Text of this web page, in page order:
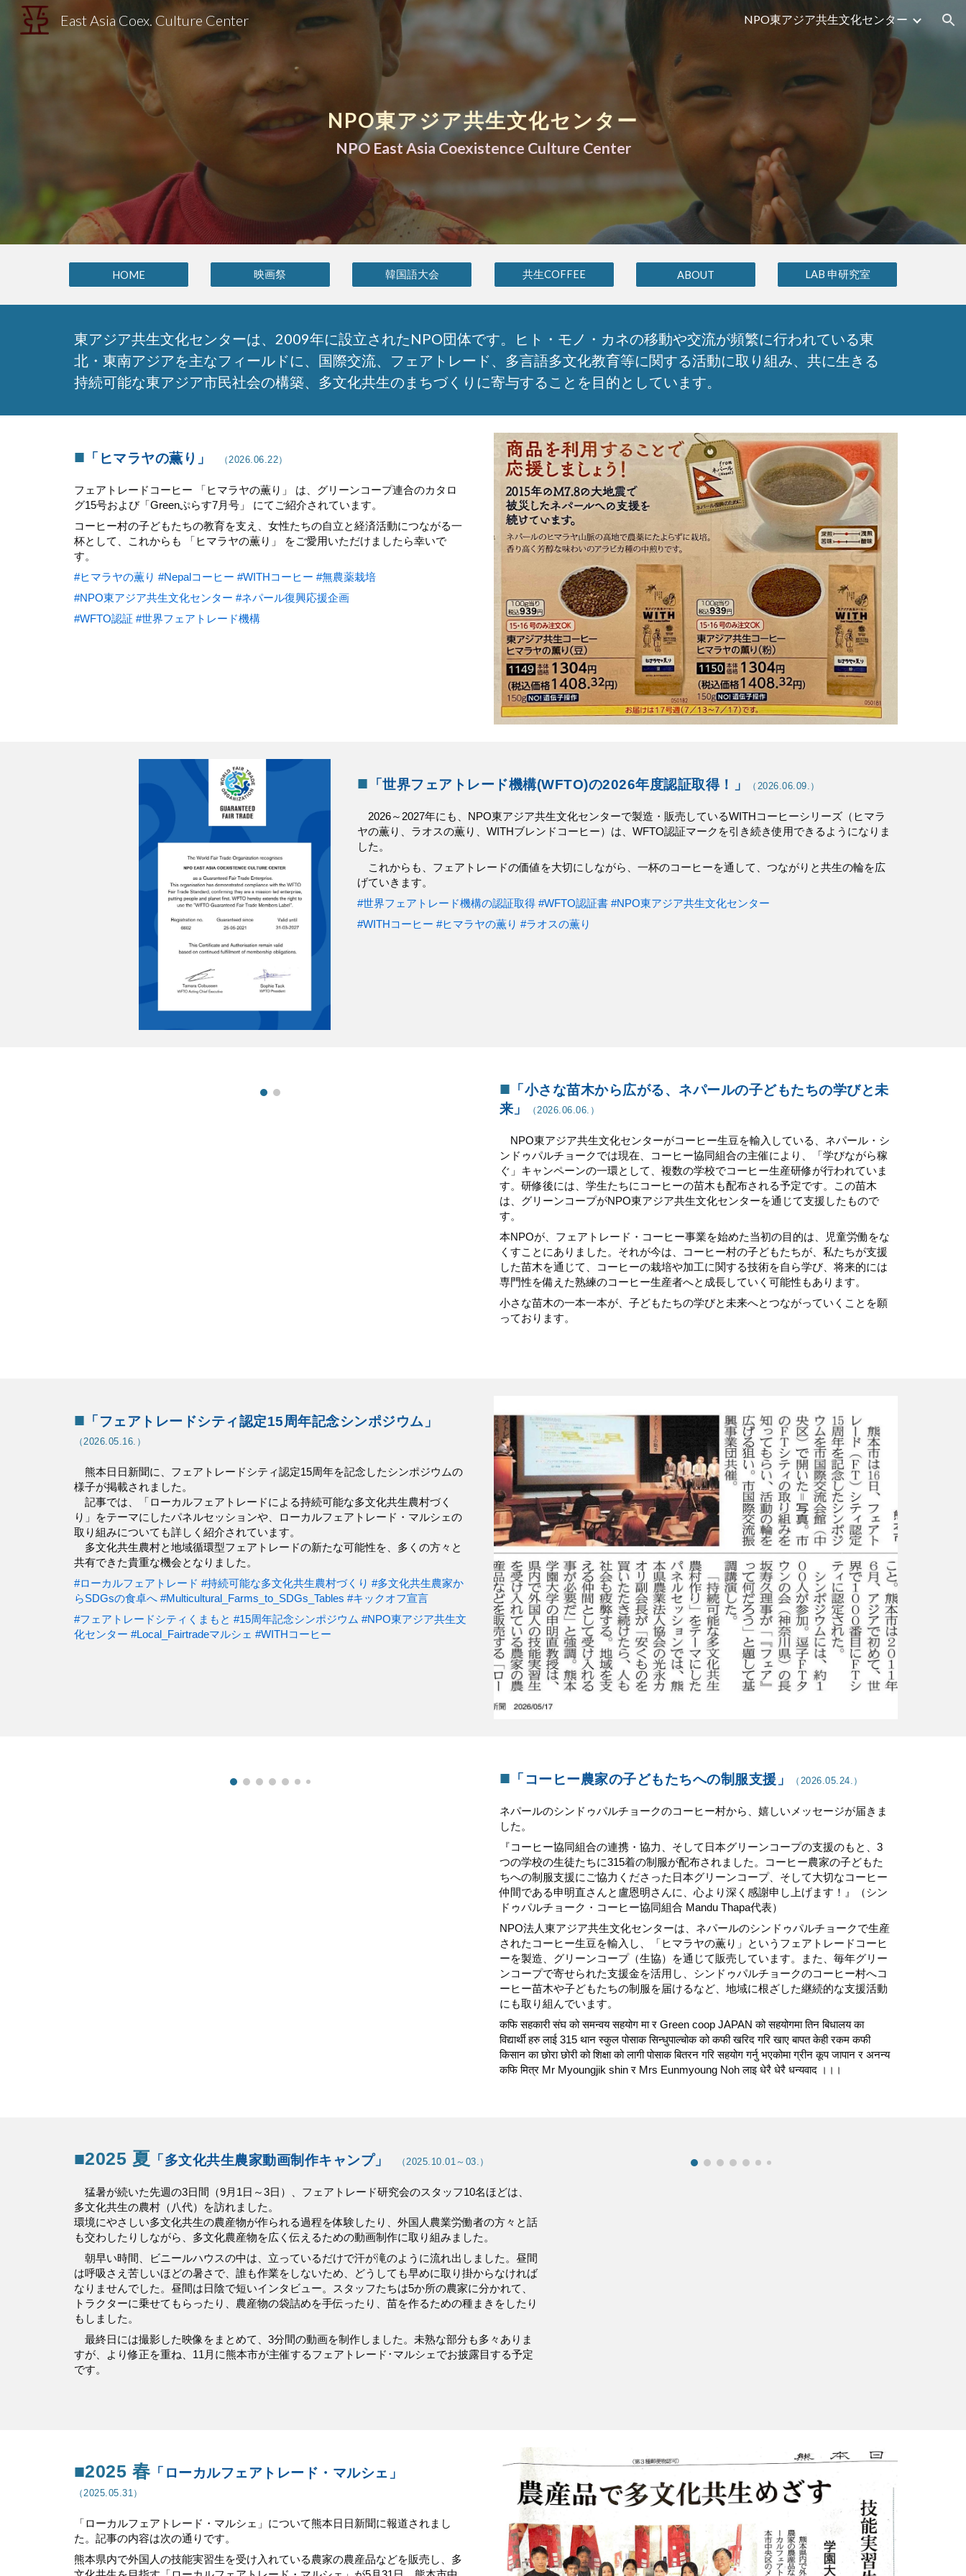
Skip to main content Skip to navigation
East Asia Coex. Culture Center NPO東アジア共生文化センター
NPO東アジア共生文化センター
NPO East Asia Coexistence Culture Center
HOME 映画祭 韓国語大会 共生COFFEE ABOUT LAB 申研究室
東アジア共生文化センターは、2009年に設立されたNPO団体です。ヒト・モノ・カネの移動や交流が頻繁に行われている東
北・東南アジアを主なフィールドに、国際交流、フェアトレード、多言語多文化教育等に関する活動に取り組み、共に生きる
持続可能な東アジア市民社会の構築、多文化共生のまちづくりに寄与することを目的としています。
■ 「 ヒマラヤの薫り 」 （2026.06.22）
フェアトレードコーヒー 「ヒマラヤの薫り」 は、グリーンコープ連合のカタロ
グ15号および「Greenぷらす7月号」 にてご紹介されています。
コーヒー村の子どもたちの教育を支え、女性たちの自立と経済活動につながる一
杯として、これからも 「ヒマラヤの薫り」 をご愛用いただけましたら幸いで
す。
#ヒマラヤの薫り #Nepalコーヒー #WITHコーヒー #無農薬栽培
#NPO東アジア共生文化センター #ネパール復興応援企画
#WFTO認証 #世界フェアトレード機構
■ 「世界フェアトレード機構(WFTO)の2026年度認証取得！ 」 （2026.06.09.）
2026～2027年にも、NPO東アジア共生文化センターで製造・販売しているWITHコーヒーシリーズ（ヒマラ
ヤの薫り、ラオスの薫り、WITHブレンドコーヒー）は、WFTO認証マークを引き続き使用できるようになりま
した。
これからも、フェアトレードの価値を大切にしながら、一杯のコーヒーを通して、つながりと共生の輪を広
げていきます。
#世界フェアトレード機構の認証取得 #WFTO認証書 #NPO東アジア共生文化センター
#WITHコーヒー #ヒマラヤの薫り #ラオスの薫り
■ 「小さな苗木から広がる、ネパールの子どもたちの学びと未
来」
（2026.06.06.）
NPO東アジア共生文化センターがコーヒー生豆を輸入している、ネパール・シ
ンドゥパルチョークでは現在、コーヒー協同組合の主催により、「学びながら稼
ぐ」キャンペーンの一環として、複数の学校でコーヒー生産研修が行われていま
す。研修後には、学生たちにコーヒーの苗木も配布される予定です。この苗木
は、グリーンコープがNPO東アジア共生文化センターを通じて支援したもので
す。
本NPOが、フェアトレード・コーヒー事業を始めた当初の目的は、児童労働をな
くすことにありました。それが今は、コーヒー村の子どもたちが、私たちが支援
した苗木を通じて、コーヒーの栽培や加工に関する技術を自ら学び、将来的には
専門性を備えた熟練のコーヒー生産者へと成長していく可能性もあります。
小さな苗木の一本一本が、子どもたちの学びと未来へとつながっていくことを願
っております。
■ 「 フェアトレードシティ認定15周年記念シンポジウム 」
（2026.05.16.）
熊本日日新聞に、フェアトレードシティ認定15周年を記念したシンポジウムの
様子が掲載されました。
記事では、「ローカルフェアトレードによる持続可能な多文化共生農村づく
り」をテーマにしたパネルセッションや、ローカルフェアトレード・マルシェの
取り組みについても詳しく紹介されています。
多文化共生農村と地域循環型フェアトレードの新たな可能性を、多くの方々と
共有できた貴重な機会となりました。
#ローカルフェアトレード #持続可能な多文化共生農村づくり #多文化共生農家か
らSDGsの食卓へ #Multicultural_Farms_to_SDGs_Tables #キックオフ宣言
#フェアトレードシティくまもと #15周年記念シンポジウム #NPO東アジア共生文
化センター #Local_Fairtradeマルシェ #WITHコーヒー
■ 「 コーヒー農家の子どもたちへの制服支援 」 （2026.05.24.）
ネパールのシンドゥパルチョークのコーヒー村から、嬉しいメッセージが届きま
した。
『コーヒー協同組合の連携・協力、そして日本グリーンコープの支援のもと、3
つの学校の生徒たちに315着の制服が配布されました。コーヒー農家の子どもた
ちへの制服支援にご協力くださった日本グリーンコープ、そして大切なコーヒー
仲間である申明直さんと盧恩明さんに、心より深く感謝申し上げます！』（シン
ドゥパルチョーク・コーヒー協同組合 Mandu Thapa代表）
NPO法人東アジア共生文化センターは、ネパールのシンドゥパルチョークで生産
されたコーヒー生豆を輸入し、「ヒマラヤの薫り」というフェアトレードコーヒ
ーを製造、グリーンコープ（生協）を通じて販売しています。また、毎年グリー
ンコープで寄せられた支援金を活用し、シンドゥパルチョークのコーヒー村へコ
ーヒー苗木や子どもたちの制服を届けるなど、地域に根ざした継続的な支援活動
にも取り組んでいます。
कफि सहकारी संघ को समन्वय सहयोग मा र Green coop JAPAN को सहयोगमा तिन बिधालय का
विद्यार्थी हरु लाई 315 थान स्कुल पोसाक सिन्धुपाल्चोक को कफी खरिद गरि खाए बापत केही रकम कफी
किसान का छोरा छोरी को शिक्षा को लागी पोसाक बितरन गरि सहयोग गर्नु भएकोमा ग्रीन कूप जापान र अनन्य
कफि मित्र Mr Myoungjik shin र Mrs Eunmyoung Noh लाइ धेरै धेरै धन्यवाद ।।।
■2025 夏 「多文化共生農家動画制作キャンプ」 （2025.10.01～03.）
猛暑が続いた先週の3日間（9月1日～3日）、フェアトレード研究会のスタッフ10名ほどは、
多文化共生の農村（八代）を訪れました。
環境にやさしい多文化共生の農産物が作られる過程を体験したり、外国人農業労働者の方々と話
も交わしたりしながら、多文化農産物を広く伝えるための動画制作に取り組みました。
朝早い時間、ビニールハウスの中は、立っているだけで汗が滝のように流れ出しました。昼間
は呼吸さえ苦しいほどの暑さで、誰も作業をしないため、どうしても早めに取り掛からなければ
なりませんでした。昼間は日陰で短いインタビュー。スタッフたちは5か所の農家に分かれて、
トラクターに乗せてもらったり、農産物の袋詰めを手伝ったり、苗を作るための種まきをしたり
もしました。
最終日には撮影した映像をまとめて、3分間の動画を制作しました。未熟な部分も多々ありま
すが、より修正を重ね、11月に熊本市が主催するフェアトレード･マルシェでお披露目する予定
です。
■2025 春 「ローカルフェアトレード・マルシェ」
（2025.05.31）
「ローカルフェアトレード・マルシェ」について熊本日日新聞に報道されまし
た。記事の内容は次の通りです。
熊本県内で外国人の技能実習生を受け入れている農家の農産品などを販売し、多